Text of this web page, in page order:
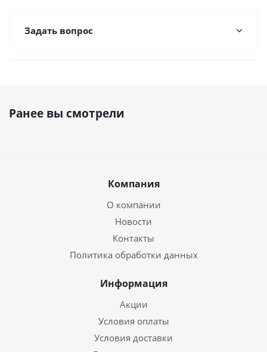
Задать вопрос
Ранее вы смотрели
Компания
О компании
Новости
Контакты
Политика обработки данных
Информация
Акции
Условия оплаты
Условия доставки